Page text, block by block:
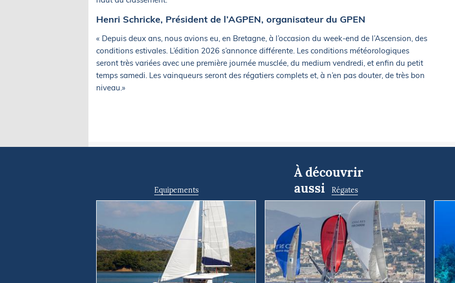
Henri Schricke, Président de l’AGPEN, organisateur du GPEN
« Depuis deux ans, nous avions eu, en Bretagne, à l’occasion du week-end de l’Ascension, des
conditions estivales. L’édition 2026 s’annonce différente. Les conditions météorologiques
seront très variées avec une première journée musclée, du medium vendredi, et enfin du petit
temps samedi. Les vainqueurs seront des régatiers complets et, à n’en pas douter, de très bon
niveau.»
À découvrir
aussi
Equipements Régates